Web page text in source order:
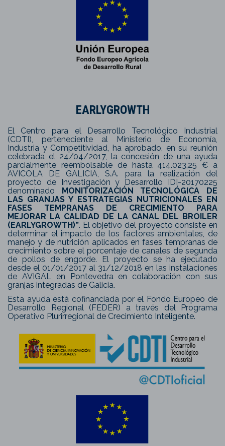
EARLYGROWTH
El Centro para el Desarrollo Tecnológico Industrial
(CDTI), perteneciente al Ministerio de Economía,
Industria y Competitividad, ha aprobado, en su reunión
celebrada el 24/04/2017, la concesión de una ayuda
parcialmente reembolsable de hasta 414.023,25 € a
AVICOLA DE GALICIA, S.A. para la realización del
proyecto de Investigación y Desarrollo IDI-20170225
denominado MONITORIZACIÓN TECNOLÓGICA DE
LAS GRANJAS Y ESTRATEGIAS NUTRICIONALES EN
FASES TEMPRANAS DE CRECIMIENTO PARA
MEJORAR LA CALIDAD DE LA CANAL DEL BROILER
(EARLYGROWTH)”. El objetivo del proyecto consiste en
determinar el impacto de los factores ambientales, de
manejo y de nutrición aplicados en fases tempranas de
crecimiento sobre el porcentaje de canales de segunda
de pollos de engorde. El proyecto se ha ejecutado
desde el 01/01/2017 al 31/12/2018 en las instalaciones
de AVIGAL en Pontevedra en colaboración con sus
granjas integradas de Galicia.
Esta ayuda está cofinanciada por el Fondo Europeo de
Desarrollo Regional (FEDER) a través del Programa
Operativo Plurirregional de Crecimiento Inteligente.